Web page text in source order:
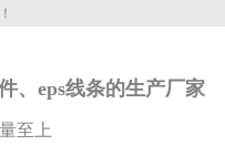
、eps线条的生产厂家
至上